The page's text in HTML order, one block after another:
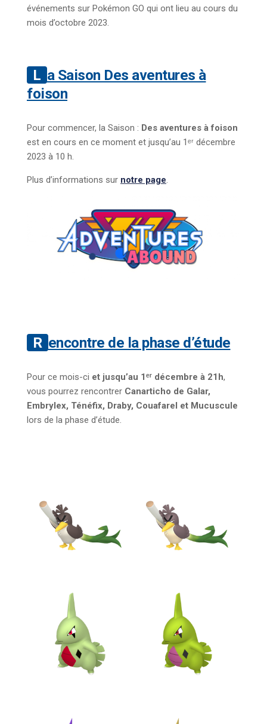
événements sur Pokémon GO qui ont lieu au cours du
mois d’octobre 2023.
La Saison Des aventures à
foison
Pour commencer, la Saison : Des aventures à foison
est en cours en ce moment et jusqu’au 1ᵉʳ décembre
2023 à 10 h.
Plus d’informations sur notre page.
Rencontre de la phase d’étude
Pour ce mois-ci et jusqu’au 1ᵉʳ décembre à 21h,
vous pourrez rencontrer Canarticho de Galar,
Embrylex, Ténéfix, Draby, Couafarel et Mucuscule
lors de la phase d’étude.